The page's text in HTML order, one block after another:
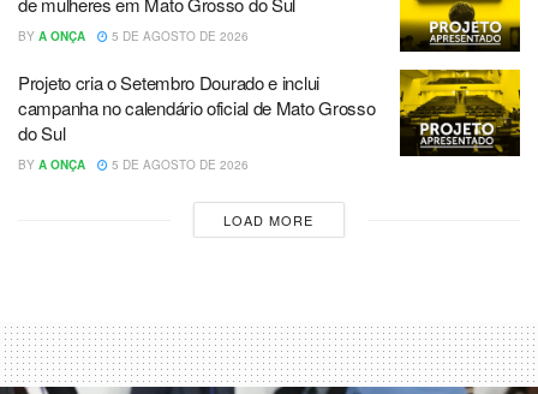
BY A ONÇA 5 DE AGOSTO DE 2026
Projeto cria o Setembro Dourado e inclui
campanha no calendário oficial de Mato Grosso
do Sul
BY A ONÇA 5 DE AGOSTO DE 2026
LOAD MORE